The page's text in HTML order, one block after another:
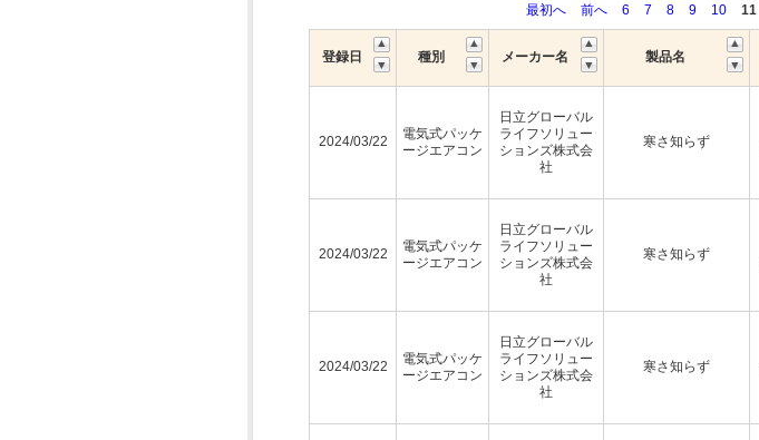
最初へ
前へ 6 7 8 9 10 11
登録日 種別 メーカー名 製品名
2024/03/22
電気式パッケ
ージエアコン
日立グローバル
ライフソリュー
ションズ株式会
社
寒さ知らず
2024/03/22
電気式パッケ
ージエアコン
日立グローバル
ライフソリュー
ションズ株式会
社
寒さ知らず
2024/03/22
電気式パッケ
ージエアコン
日立グローバル
ライフソリュー
ションズ株式会
社
寒さ知らず